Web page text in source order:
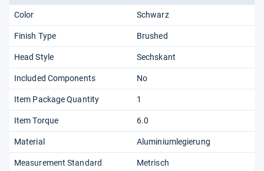
Color Schwarz
Finish Type Brushed
Head Style Sechskant
Included Components No
Item Package Quantity 1
Item Torque 6.0
Material Aluminiumlegierung
Measurement Standard Metrisch